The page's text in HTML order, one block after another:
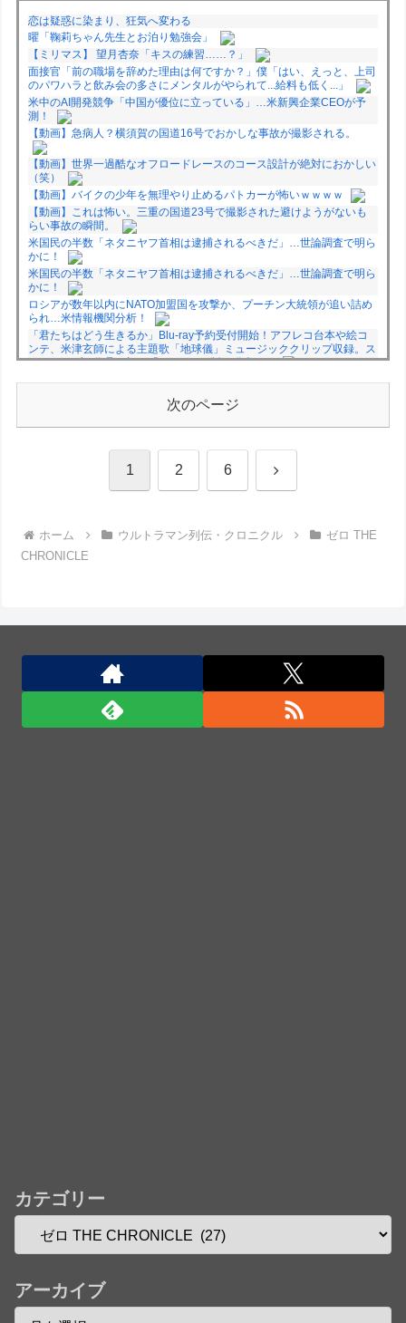
恋は疑惑に染まり、狂気へ変わる
曜「鞠莉ちゃん先生とお泊り勉強会」
【ミリマス】 望月杏奈「キスの練習……？」
面接官「前の職場を辞めた理由は何ですか？」僕「はい、えっと、上司
のパワハラと飲み会の多さにメンタルがやられて...給料も低く...」
米中のAI開発競争「中国が優位に立っている」…米新興企業CEOが予
測！
【動画】急病人？横須賀の国道16号でおかしな事故が撮影される。
【動画】世界一過酷なオフロードレースのコース設計が絶対におかしい
（笑）
【動画】バイクの少年を無理やり止めるパトカーが怖いｗｗｗｗ
【動画】これは怖い。三重の国道23号で撮影された避けようがないも
らい事故の瞬間。
米国民の半数「ネタニヤフ首相は逮捕されるべきだ」…世論調査で明ら
かに！
米国民の半数「ネタニヤフ首相は逮捕されるべきだ」…世論調査で明ら
かに！
ロシアが数年以内にNATO加盟国を攻撃か、プーチン大統領が追い詰め
られ…米情報機関分析！
「君たちはどう生きるか」Blu-ray予約受付開始！アフレコ台本や絵コ
ンテ、米津玄師による主題歌「地球儀」ミュージッククリップ収録。ス
タジオジブリ作品で初の「4K UHD」版も発売！！
★【ワートリ】今月新発売!!第27巻まとめ【コメント欄まとめます】
★【ワートリ】今月第241話「遠征選抜試験㊲」第242話「遠征選抜試
験㊳」【コメント欄まとめます】【しばらく固定記事です】
Powered by livedoor 相互RSS
次のページ
1 2 6 次
ホーム ウルトラマン列伝・クロニクル
ゼロ THE
CHRONICLE
カテゴリー
アーカイブ